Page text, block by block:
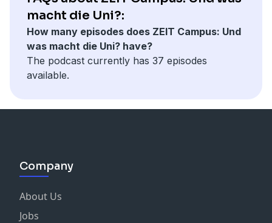
machen sollte, wie sie ostdeutsche Widersprüche
aushält und wo ihr liebster Badesee ist – all das erzählt
sie in dieser Folge von "Und was macht die Uni?".
macht die Uni?:
How many episodes does ZEIT Campus: Und
was macht die Uni? have?
The podcast currently has 37 episodes
available.
Company
About Us
Jobs